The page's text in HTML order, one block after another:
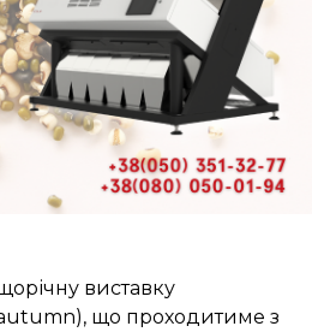
виставку
що проходитиме з